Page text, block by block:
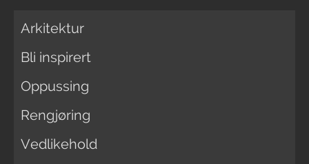
Arkitektur
Bli inspirert
Oppussing
Rengjøring
Vedlikehold